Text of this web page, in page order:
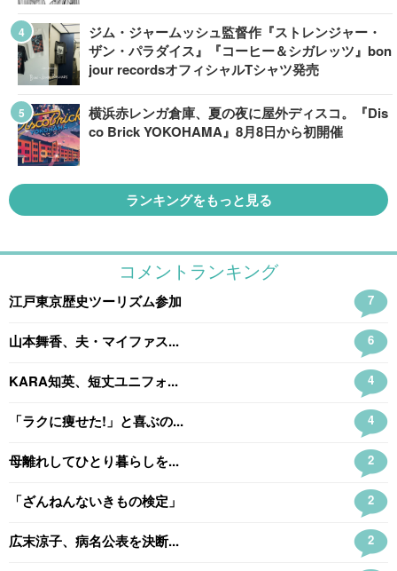
ジム・ジャームッシュ監督作『ストレンジャー・
ザン・パラダイス』『コーヒー＆シガレッツ』bon
jour recordsオフィシャルTシャツ発売
横浜赤レンガ倉庫、夏の夜に屋外ディスコ。『Dis
co Brick YOKOHAMA』8月8日から初開催
ランキングをもっと見る